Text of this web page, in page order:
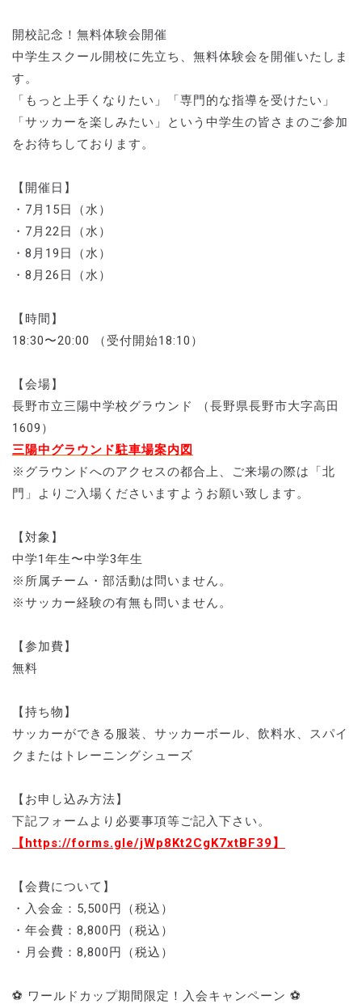
開校記念！無料体験会開催
中学⽣スクール開校に先⽴ち、無料体験会を開催いたしま
す。
「もっと上⼿くなりたい」「専⾨的な指導を受けたい」
「サッカーを楽しみたい」という中学⽣の皆さまのご参加
をお待ちしております。
【開催⽇】
・7⽉15⽇（⽔）
・7⽉22⽇（⽔）
・8⽉19⽇（⽔）
・8⽉26⽇（⽔）
【時間】
18:30〜20:00 （受付開始18:10）
【会場】
⻑野市⽴三陽中学校グラウンド （⻑野県⻑野市⼤字⾼⽥
1609）
三陽中グラウンド駐車場案内図
※グラウンドへのアクセスの都合上、ご来場の際は「北
門」よりご入場くださいますようお願い致します。
【対象】
中学1年⽣〜中学3年⽣
※所属チーム・部活動は問いません。
※サッカー経験の有無も問いません。
【参加費】
無料
【持ち物】
サッカーができる服装、サッカーボール、飲料⽔、スパイ
クまたはトレーニングシューズ
【お申し込み方法】
下記フォームより必要事項等ご記入下さい。
【https://forms.gle/jWp8Kt2CgK7xtBF39】
【会費について】
・⼊会⾦：5,500円（税込）
・年会費：8,800円（税込）
・⽉会費：8,800円（税込）
⚽ ワールドカップ期間限定！⼊会キャンペーン ⚽